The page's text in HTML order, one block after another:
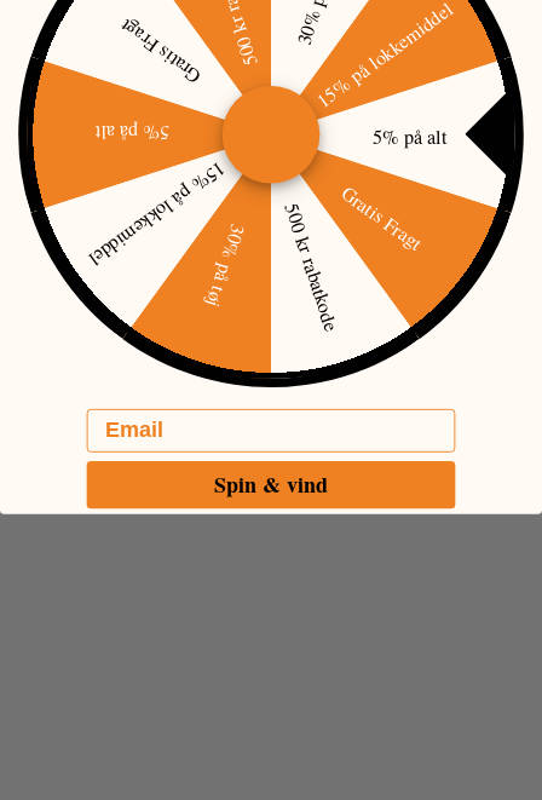
Manual 15% på lokkemiddel
5% på alt
Gratis Fragt
500 kr rabatkode
30% på tøj
15% på lokkemiddel
5% på alt
Gratis Fragt
Email
Spin & vind